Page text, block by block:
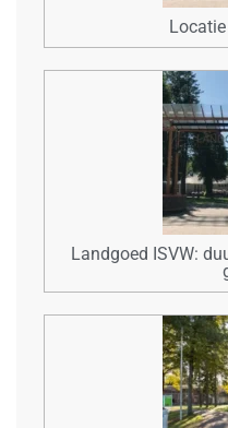
Landgoed ISVW: